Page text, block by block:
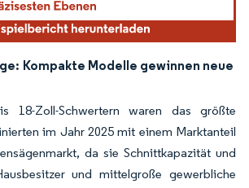
Kompakte Modelle gewinnen neue
18-Zoll-Schwertern waren das größte
im Jahr 2025 mit einem Marktanteil
da sie Schnittkapazität und
und mittelgroße gewerbliche